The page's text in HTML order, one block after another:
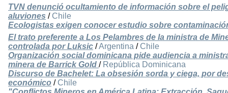
TVN denunció ocultamiento de información sobre el
aluviones / Chile
Ecologistas exigen conocer estudio sobre
El trato preferente a Los Pelambres de la ministra de
controlada por Luksic /Argentina / Chile
Organización social dominicana pide audiencia a
minera de Barrick Gold / República Dominicana
Discurso de Bachelet: La obsesión sorda y ciega, por
económico / Chile